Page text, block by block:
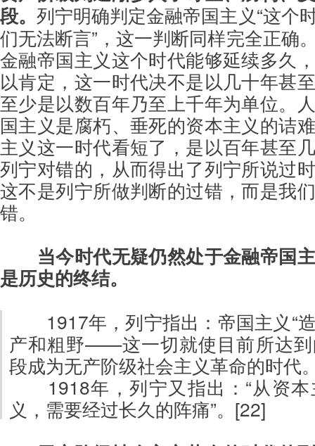
段。列宁明确判定金融帝国主义“这个
们无法断言”，这一判断同样完全正确
金融帝国主义这个时代能够延续多久
以肯定，这一时代决不是以几十年甚
至少是以数百年乃至上千年为单位。
国主义是腐朽、垂死的资本主义的诘
主义这一时代看短了，是以百年甚至
列宁对错的，从而得出了列宁所说过
这不是列宁所做判断的过错，而是我
错。
当今时代无疑仍然处于金融帝国
是历史的终结。
1917年，列宁指出：帝国主义“
产和粗野——这一切就使目前所达
段成为无产阶级社会主义革命的时代
1918年，列宁又指出：“从资
义，需要经过长久的阵痛”。[22]